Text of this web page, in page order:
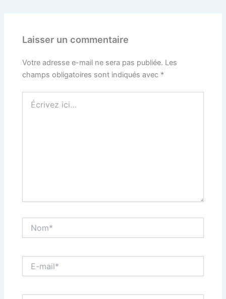
Laisser un commentaire
Votre adresse e-mail ne sera pas publiée. Les
champs obligatoires sont indiqués avec *
ici…
mail*